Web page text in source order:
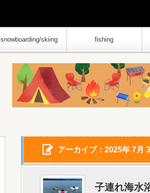
snowboarding/skiing fishing
アーカイブ：2025年 7月
子連れ海水